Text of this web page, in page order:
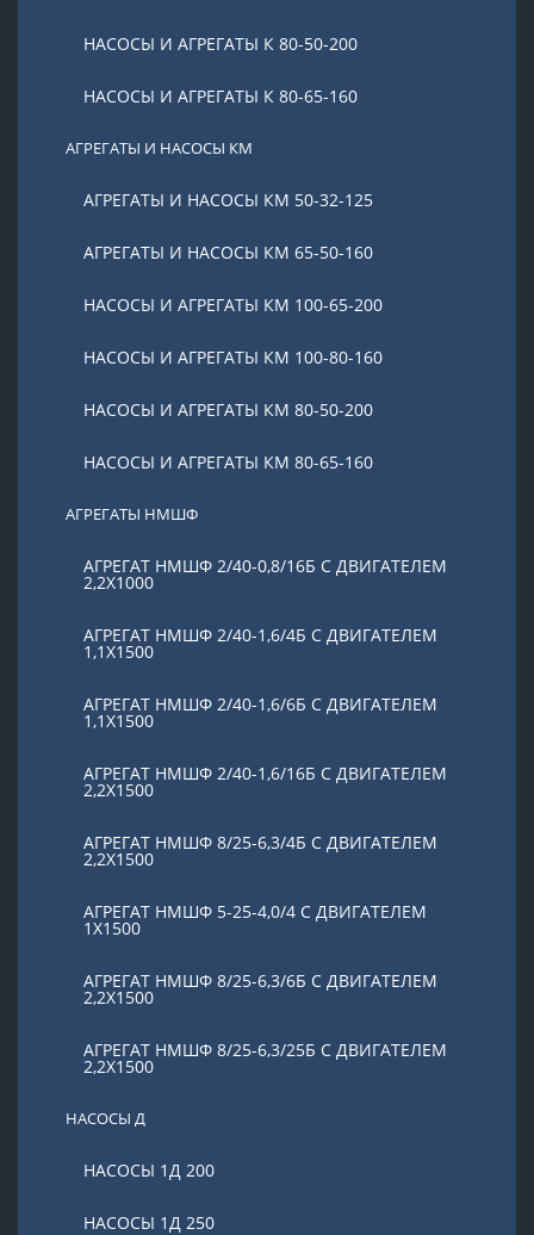
НАСОСЫ И АГРЕГАТЫ К 80-50-200
НАСОСЫ И АГРЕГАТЫ К 80-65-160
АГРЕГАТЫ И НАСОСЫ КМ
АГРЕГАТЫ И НАСОСЫ КМ 50-32-125
АГРЕГАТЫ И НАСОСЫ КМ 65-50-160
НАСОСЫ И АГРЕГАТЫ КМ 100-65-200
НАСОСЫ И АГРЕГАТЫ КМ 100-80-160
НАСОСЫ И АГРЕГАТЫ КМ 80-50-200
НАСОСЫ И АГРЕГАТЫ КМ 80-65-160
АГРЕГАТЫ НМШФ
АГРЕГАТ НМШФ 2/40-0,8/16Б С ДВИГАТЕЛЕМ
2,2Х1000
АГРЕГАТ НМШФ 2/40-1,6/4Б С ДВИГАТЕЛЕМ
1,1Х1500
АГРЕГАТ НМШФ 2/40-1,6/6Б С ДВИГАТЕЛЕМ
1,1Х1500
АГРЕГАТ НМШФ 2/40-1,6/16Б С ДВИГАТЕЛЕМ
2,2Х1500
АГРЕГАТ НМШФ 8/25-6,3/4Б С ДВИГАТЕЛЕМ
2,2Х1500
АГРЕГАТ НМШФ 5-25-4,0/4 С ДВИГАТЕЛЕМ
1Х1500
АГРЕГАТ НМШФ 8/25-6,3/6Б С ДВИГАТЕЛЕМ
2,2Х1500
АГРЕГАТ НМШФ 8/25-6,3/25Б С ДВИГАТЕЛЕМ
2,2Х1500
НАСОСЫ Д
НАСОСЫ 1Д 200
НАСОСЫ 1Д 250